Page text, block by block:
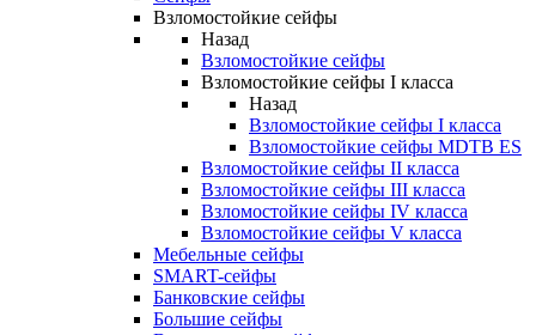
Взломостойкие сейфы
Назад
Взломостойкие сейфы
Взломостойкие сейфы I класса
Назад
Взломостойкие сейфы I класса
Взломостойкие сейфы MDTB ES
Взломостойкие сейфы II класса
Взломостойкие сейфы III класса
Взломостойкие сейфы IV класса
Взломостойкие сейфы V класса
Мебельные сейфы
SMART-сейфы
Банковские сейфы
Большие сейфы